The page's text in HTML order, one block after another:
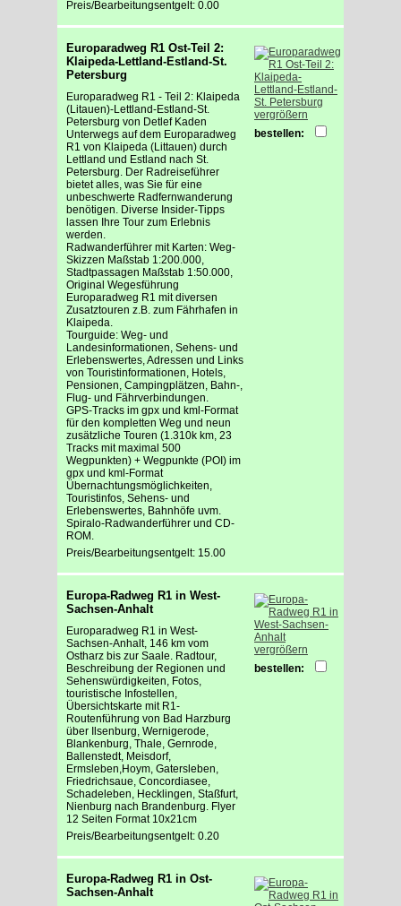
Preis/Bearbeitungsentgelt: 0.00
Europaradweg R1 Ost-Teil 2:
Klaipeda-Lettland-Estland-St.
Petersburg
Europaradweg R1 - Teil 2: Klaipeda
(Litauen)-Lettland-Estland-St.
Petersburg von Detlef Kaden
Unterwegs auf dem Europaradweg
R1 von Klaipeda (Littauen) durch
Lettland und Estland nach St.
Petersburg. Der Radreiseführer
bietet alles, was Sie für eine
unbeschwerte Radfernwanderung
benötigen. Diverse Insider-Tipps
lassen Ihre Tour zum Erlebnis
werden.
Radwanderführer mit Karten: Weg-
Skizzen Maßstab 1:200.000,
Stadtpassagen Maßstab 1:50.000,
Original Wegesführung
Europaradweg R1 mit diversen
Zusatztouren z.B. zum Fährhafen in
Klaipeda.
Tourguide: Weg- und
Landesinformationen, Sehens- und
Erlebenswertes, Adressen und Links
von Touristinformationen, Hotels,
Pensionen, Campingplätzen, Bahn-,
Flug- und Fährverbindungen.
GPS-Tracks im gpx und kml-Format
für den kompletten Weg und neun
zusätzliche Touren (1.310k km, 23
Tracks mit maximal 500
Wegpunkten) + Wegpunkte (POI) im
gpx und kml-Format
Übernachtungsmöglichkeiten,
Touristinfos, Sehens- und
Erlebenswertes, Bahnhöfe uvm.
Spiralo-Radwanderführer und CD-
ROM.
Preis/Bearbeitungsentgelt: 15.00
vergrößern
bestellen:
Europa-Radweg R1 in West-
Sachsen-Anhalt
Europaradweg R1 in West-
Sachsen-Anhalt, 146 km vom
Ostharz bis zur Saale. Radtour,
Beschreibung der Regionen und
Sehenswürdigkeiten, Fotos,
touristische Infostellen,
Übersichtskarte mit R1-
Routenführung von Bad Harzburg
über Ilsenburg, Wernigerode,
Blankenburg, Thale, Gernrode,
Ballenstedt, Meisdorf,
Ermsleben,Hoym, Gatersleben,
Friedrichsaue, Concordiasee,
Schadeleben, Hecklingen, Staßfurt,
Nienburg nach Brandenburg. Flyer
12 Seiten Format 10x21cm
Preis/Bearbeitungsentgelt: 0.20
vergrößern
bestellen:
Europa-Radweg R1 in Ost-
Sachsen-Anhalt